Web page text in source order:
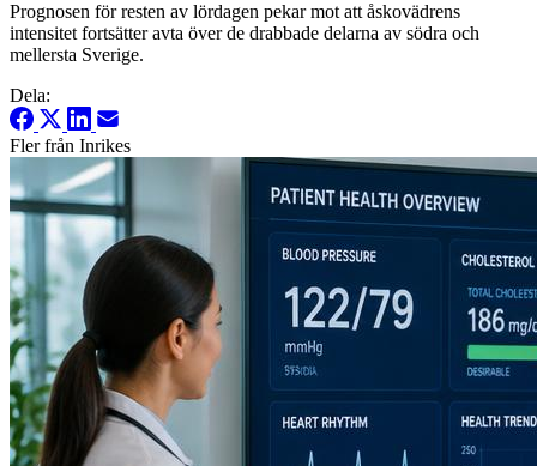
Prognosen för resten av lördagen pekar mot att åskovädrens
intensitet fortsätter avta över de drabbade delarna av södra och
mellersta Sverige.
Dela:
Fler från Inrikes